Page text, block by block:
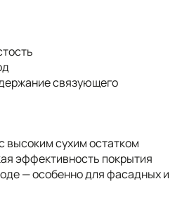
связующего
высоким сухим остатком
эффективность покрытия
— особенно для фасадных и